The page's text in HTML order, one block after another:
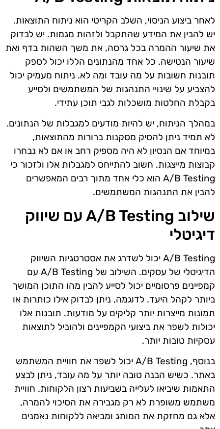
לאחר ביצוע הניסוי, השלב הקריטי הוא ניתוח התוצאות.
יש להבין את המידע שהתקבל ולזהות מגמות. יש לבדוק
את שיעור ההמרה בכל גרסה, את משך השהות בדף ואת
שיעור הנטישה. כל אחד מהנתונים הללו יכול לספק
תובנות חשובות על מה עובד ומה לא. ניתוח מעמיק יכול
להצביע על שינויי התנהגות של המשתמשים ולסייע
בקבלת החלטות מושכלות לגבי תוכן עתידי.
במהלך הניתוח, יש להיות מודעים למגבלות של הנתונים.
לא תמיד ניתן להסיק מסקנות ברורות מהתוצאות,
במיוחד אם הנסיון לא היה מספיק רחב או אם לא נבחרו
קבוצות מייצגות. חשוב להתייחס למגבלות אלו ולזכור כי
A/B Testing הוא כלי אחד מתוך רבים המאפשרים
להבין את התנהגות המשתמשים.
שילוב A/B Testing עם שיווק
דיגיטלי
A/B Testing יכול לשדרג את אסטרטגיות השיווק
הדיגיטלי של עסקים. השילוב של A/B Testing עם
קמפיינים פרסומיים יכול לסייע להבין מהו התוכן המושך
ביותר לקהל היעד. לדוגמה, ניתן לבדוק אילו כותרות או
תמונות מייצרות יותר קליקים על מודעות. תובנות אלו
יכולות לשפר את ביצועי הקמפיינים ולהוביל לתוצאות
עסקיות טובות יותר.
בנוסף, A/B Testing יכול לשפר את חוויית המשתמש
באתר. כשיש הבנה טובה יותר על מה עובד, ניתן לבצע
התאמות שיביאו לעלייה בשביעות רצון הלקוחות. חוויית
משתמש משופרת לא רק מגבירה את הסיכוי להמרה,
אלא גם מחזקת את המותג ומביאה ללקוחות נאמנים